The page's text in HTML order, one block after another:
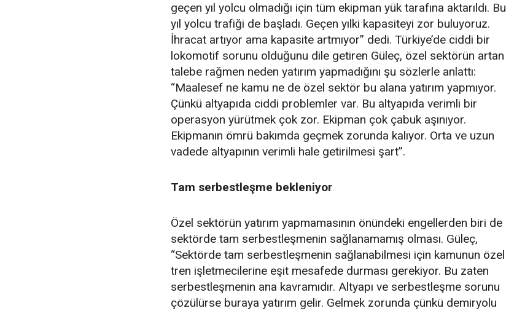
geçen yıl yolcu olmadığı için tüm ekipman yük tarafına aktarıldı. Bu
yıl yolcu trafiği de başladı. Geçen yılki kapasiteyi zor buluyoruz.
İhracat artıyor ama kapasite artmıyor” dedi. Türkiye’de ciddi bir
lokomotif sorunu olduğunu dile getiren Güleç, özel sektörün artan
talebe rağmen neden yatırım yapmadığını şu sözlerle anlattı:
“Maalesef ne kamu ne de özel sektör bu alana yatırım yapmıyor.
Çünkü altyapıda ciddi problemler var. Bu altyapıda verimli bir
operasyon yürütmek çok zor. Ekipman çok çabuk aşınıyor.
Ekipmanın ömrü bakımda geçmek zorunda kalıyor. Orta ve uzun
vadede altyapının verimli hale getirilmesi şart”.
Tam serbestleşme bekleniyor
Özel sektörün yatırım yapmamasının önündeki engellerden biri de
sektörde tam serbestleşmenin sağlanamamış olması. Güleç,
“Sektörde tam serbestleşmenin sağlanabilmesi için kamunun özel
tren işletmecilerine eşit mesafede durması gerekiyor. Bu zaten
serbestleşmenin ana kavramıdır. Altyapı ve serbestleşme sorunu
çözülürse buraya yatırım gelir. Gelmek zorunda çünkü demiryolu